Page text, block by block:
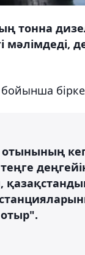
тонна
отыр".